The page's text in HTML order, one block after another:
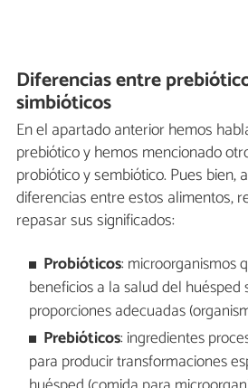
Diferencias entre
simbióticos
En el apartado anterior hemos
prebiótico y hemos mencionado
probiótico y sembiótico. Pues bien,
diferencias entre estos alimentos,
repasar sus significados:
Probióticos: microorganismos
beneficios a la salud del huésped
proporciones adecuadas
Prebióticos: ingredientes
para producir transformaciones